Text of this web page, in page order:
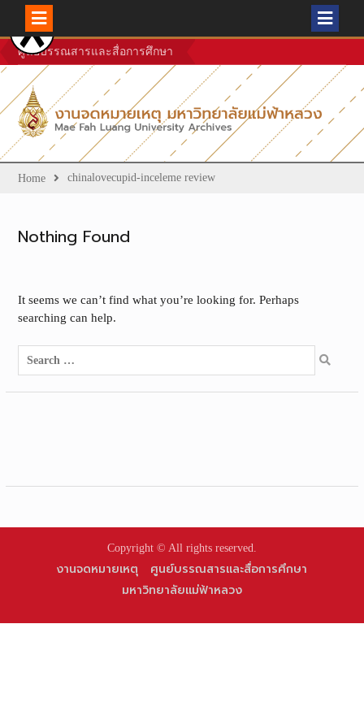
Skip
to
content
ศูนย์บรรณสารและสื่อการศึกษา
Home chinalovecupid-inceleme review
Nothing Found
It seems we can’t find what you’re looking for. Perhaps
searching can help.
Search
for:
Copyright © All rights reserved.
งานจดหมายเหตุ
ศูนย์บรรณสารและสื่อการศึกษา
มหาวิทยาลัยแม่ฟ้าหลวง